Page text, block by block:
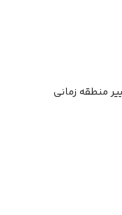
منطقه زمانی